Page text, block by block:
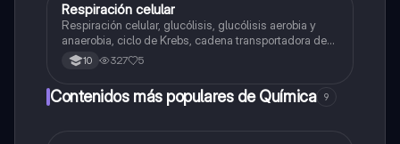
Biologia
Respiración celular
Respiración celular, glucólisis, glucólisis aerobia y
anaerobia, ciclo de Krebs, cadena transportadora de
electrones
10 327 5
Contenidos más populares de Química 9